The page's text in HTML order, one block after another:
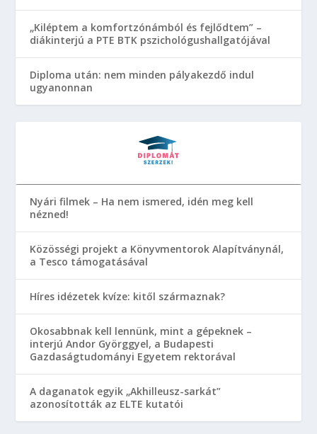
„Kiléptem a komfortzónámból és fejlődtem” –
diákinterjú a PTE BTK pszichológushallgatójával
Diploma után: nem minden pályakezdő indul
ugyanonnan
Nyári filmek – Ha nem ismered, idén meg kell
nézned!
Közösségi projekt a Könyvmentorok Alapítványnál,
a Tesco támogatásával
Híres idézetek kvíze: kitől származnak?
Okosabbnak kell lennünk, mint a gépeknek –
interjú Andor Györggyel, a Budapesti
Gazdaságtudományi Egyetem rektorával
A daganatok egyik „Akhilleusz-sarkát”
azonosították az ELTE kutatói